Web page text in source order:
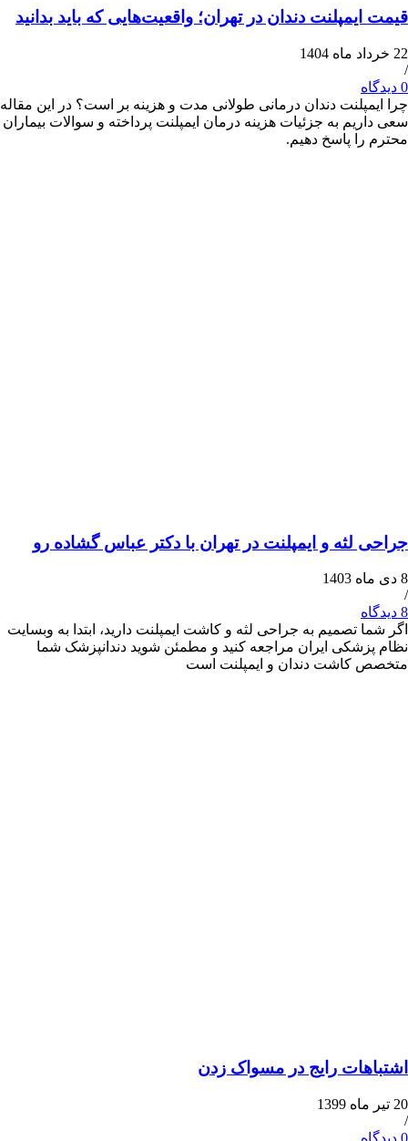
دندان در تهران؛ واقعیت‌هایی که باید بدانید
دندان درمانی طولانی مدت و هزینه بر است؟ در این مقاله
به جزئیات هزینه درمان ایمپلنت پرداخته و سوالات بیماران
پاسخ دهیم.
و ایمپلنت در تهران با دکتر عباس گشاده رو
تصمیم به جراحی لثه و کاشت ایمپلنت دارید، ابتدا به وبسایت
ایران مراجعه کنید و مطمئن شوید دندانپزشک شما
دندان و ایمپلنت است
رایج در مسواک زدن